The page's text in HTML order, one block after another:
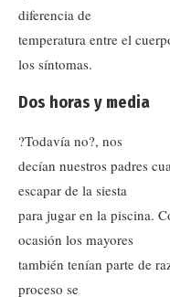
diferencia de
temperatura entre el
los síntomas.
Dos horas y media
?Todavía no?, nos
decían nuestros padres
escapar de la siesta
para jugar en la piscina.
ocasión los mayores
también tenían parte de
proceso se